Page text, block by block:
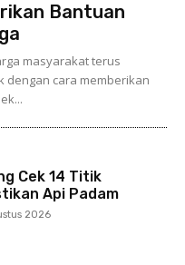
Bantuan
masyarakat terus
dengan cara memberikan
Cek 14 Titik
Api Padam
2026